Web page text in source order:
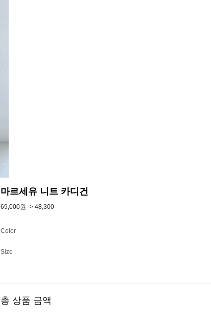
마르세유 니트 카디건
69,000원 -> 48,300
Color
Size
총 상품 금액